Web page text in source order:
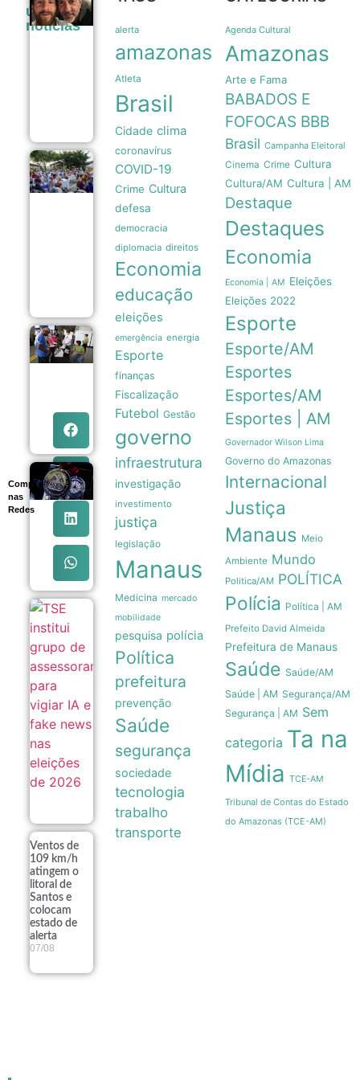
Compartilhe
nas
Redes
últimas
noticias
Jorge
Messi morre
em Rosário e
homenagens
do mundo
esportivo
Bolerão
Saudade
celebra
Pais com
música e
integração
08/08
Eleições
2026:
partidos têm
até o dia 15
para
candidaturas
Legado
paralímpico:
a trajetória
da primeira
medalha do
Brasil em
07/08
TSE institui
assessoramento
para vigiar IA e
fake news nas
eleições de
2026
07/08
Ventos de
109 km/h
atingem o
litoral de
Santos e
colocam
estado de
alerta
07/08
alerta
amazonas
Atleta
Brasil
Cidade clima
coronavírus
COVID-19
Crime Cultura
defesa
democracia
diplomacia direitos
Economia
educação
eleições
emergência energia
Esporte
finanças
Fiscalização
Futebol Gestão
governo
infraestrutura
investigação
investimento
justiça
legislação
Manaus
Medicina mercado
mobilidade
pesquisa polícia
Política
prefeitura
prevenção
Saúde
segurança
sociedade
tecnologia
trabalho
transporte
Agenda Cultural
Amazonas
Arte e Fama
BABADOS E
FOFOCAS BBB
Brasil Campanha Eleitoral
Cinema Crime Cultura
Cultura/AM Cultura | AM
Destaque
Destaques
Economia
Economia | AM
Eleições
Eleições 2022
Esporte
Esporte/AM
Esportes
Esportes/AM
Esportes | AM
Governador Wilson Lima
Governo do Amazonas
Internacional
Justiça
Manaus Meio
Ambiente Mundo
Politica/AM POLÍTICA
Polícia Política | AM
Prefeito David Almeida
Prefeitura de Manaus
Saúde Saúde/AM
Saúde | AM Segurança/AM
Segurança | AM Sem
categoria Ta na
Mídia TCE-AM
Tribunal de Contas do Estado
do Amazonas (TCE-AM)